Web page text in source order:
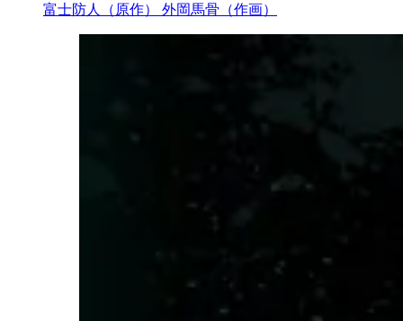
富士防人（原作） 外岡馬骨（作画）